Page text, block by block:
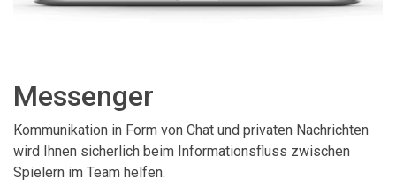
Messenger
Kommunikation in Form von Chat und privaten Nachrichten
wird Ihnen sicherlich beim Informationsfluss zwischen
Spielern im Team helfen.